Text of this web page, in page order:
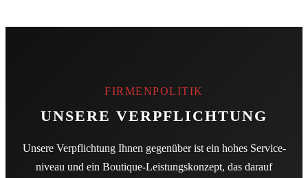
FIRMENPOLITIK
UNSERE VERPFLICHTUNG
Unsere Verpflichtung Ihnen gegenüber ist ein hohes Service­
niveau und ein Boutique-Leistungs­konzept, das darauf